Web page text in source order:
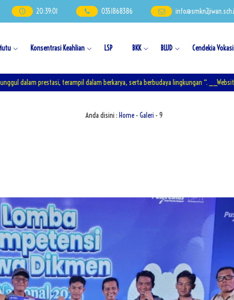
20:39:02 0351868386
Konsentrasi Keahlian LSP BKK BLUD Cendekia Vokasi
prestasi, terampil dalam berkarya, serta berbudaya lingkungan “. __Website under
Anda disini : Home- Galeri - 9